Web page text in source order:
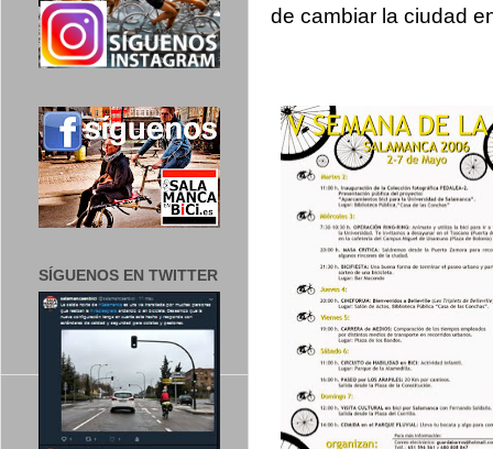
de cambiar la ciudad
SÍGUENOS EN TWITTER